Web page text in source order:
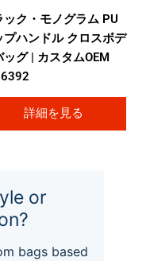
ック・モノグラム PU
プハンドル クロスボデ
ッグ | カスタムOEM
詳細を見る
or
bags based